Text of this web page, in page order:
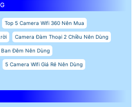
Top 5 Camera Wifi 360 Nên Mua
Camera Đàm Thoại 2 Chiều Nên Dùng
Đêm Nên Dùng
5 Camera Wifi Giá Rẻ Nên Dùng